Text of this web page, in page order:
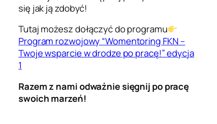
się jak ją zdobyć!
Tutaj możesz dołączyć do programu
Program rozwojowy “Womentoring FKN –
Twoje wsparcie w drodze po pracę!” edycja
1
Razem z nami odważnie sięgnij po pracę
swoich marzeń!